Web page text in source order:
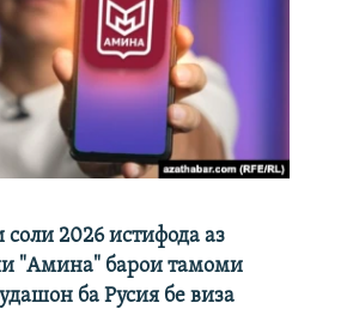
2026 истифода аз
"Амина" барои тамоми
ба Русия бе виза